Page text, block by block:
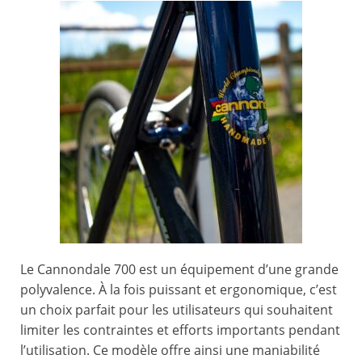
Le Cannondale 700 est un équipement d’une grande
polyvalence. À la fois puissant et ergonomique, c’est
un choix parfait pour les utilisateurs qui souhaitent
limiter les contraintes et efforts importants pendant
l’utilisation. Ce modèle offre ainsi une maniabilité